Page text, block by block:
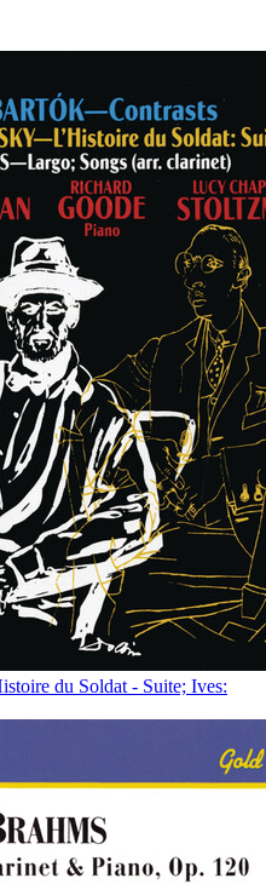
du Soldat - Suite; Ives: